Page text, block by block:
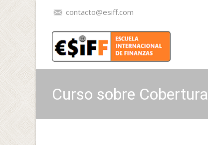
contacto@esiff.com
Curso sobre